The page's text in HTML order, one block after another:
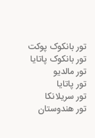
تور بانکوک پوکت
تور بانکوک پاتایا
تور مالدیو
تور پاتایا
تور سریلانکا
تور هندوستان